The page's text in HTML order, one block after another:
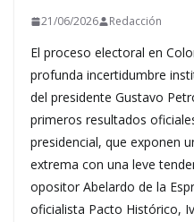
21/06/2026 Redacción
El proceso electoral en
profunda incertidumbre
del presidente Gustavo
primeros resultados
presidencial, que exponen
extrema con una leve
opositor Abelardo de la
oficialista Pacto Histórico,